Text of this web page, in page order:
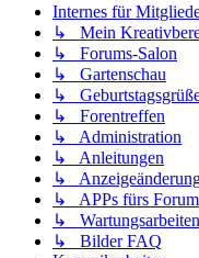
Internes für
↳ Mein
↳ Forums-Salon
↳ Gartenschau
↳
↳ Forentreffen
↳ Administration
↳ Anleitungen
↳
↳ APPs fürs Forum
↳ Wartungsarbeiten
↳ Bilder FAQ